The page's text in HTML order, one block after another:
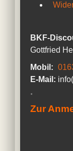
BKF-
Gottfried
Mobil:
E-Mail:
.
Zur